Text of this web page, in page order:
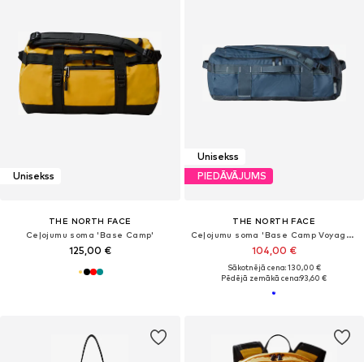
Unisekss
THE NORTH FACE
Ceļojumu soma 'Base Camp'
125,00 €
Unisekss
PIEDĀVĀJUMS
THE NORTH FACE
Ceļojumu soma 'Base Camp Voyager'
104,00 €
Sākotnējā cena: 130,00 €
Pēdējā zemākā cena:93,60 €